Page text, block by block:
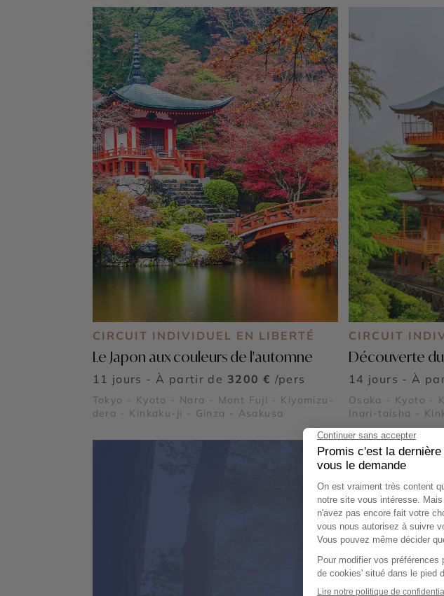
CIRCUIT INDIVIDUEL EN LIBERTÉ
Le Japon aux couleurs de l'automne
11 jours - À partir de 3200 € /pers
Tokyo - Kyoto - Nara - Mont Fuji - Kiyomizu-
dera - Kinkaku-ji - Ginza - Asakusa
CIRCUIT
Découverte
14 jours - À
Osaka - Kyoto -
Inari-taisha -